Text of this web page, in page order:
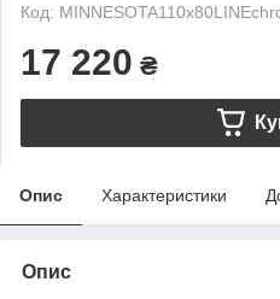
Код:
17 220 ₴
Опис Характеристики
Опис